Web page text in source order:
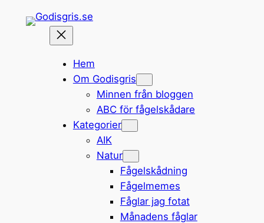
Hem
Om Godisgris
Minnen från bloggen
ABC för fågelskådare
Kategorier
AIK
Natur
Fågelskådning
Fågelmemes
Fåglar jag fotat
Månadens fåglar